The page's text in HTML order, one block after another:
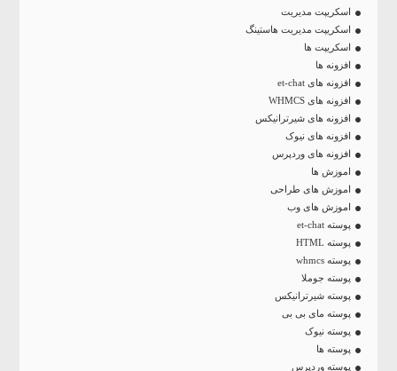
اسکریپت مدیریت
اسکریپت مدیریت هاستینگ
اسکریپت ها
افزونه ها
افزونه های et-chat
افزونه های WHMCS
افزونه های شیرترانیکس
افزونه های نیوک
افزونه های وردپرس
اموزش ها
اموزش های طراحی
اموزش های وب
پوسته et-chat
پوسته HTML
پوسته whmcs
پوسته جوملا
پوسته شیرترانیکس
پوسته مای بی بی
پوسته نیوک
پوسته ها
پوسته وردپرس